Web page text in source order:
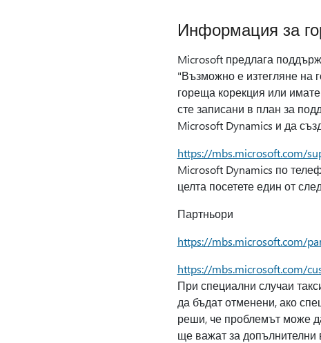
Информация за
Microsoft предлага
"Възможно е изтегляне на
гореща корекция или
сте записани в план за
Microsoft Dynamics и да
https://mbs.microsoft.com/
Microsoft Dynamics по
целта посетете един от
Партньори
https://mbs.microsoft.com/
https://mbs.microsoft.com/
При специални случаи
да бъдат отменени, ако
реши, че проблемът може
ще важат за допълнителни